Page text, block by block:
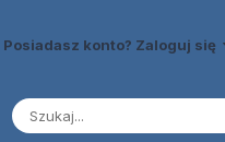
Posiadasz konto? Zaloguj się